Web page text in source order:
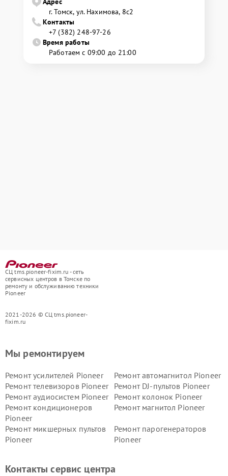
г. Томск, ул. Нахимова, 8с2
Контакты
+7 (382) 248-97-26
Время работы
Работаем с 09:00 до 21:00
СЦ tms.pioneer-fixim.ru - сеть
сервисных центров в Томске по
ремонту и обслуживанию техники
Pioneer
2021-2026 © СЦ tms.pioneer-
fixim.ru
Мы ремонтируем
Ремонт усилителей Pioneer
Ремонт автомагнитол Pioneer
Ремонт телевизоров Pioneer
Ремонт DJ-пультов Pioneer
Ремонт аудиосистем Pioneer
Ремонт колонок Pioneer
Ремонт кондиционеров
Pioneer
Ремонт магнитол Pioneer
Ремонт микшерных пультов
Pioneer
Ремонт парогенераторов
Pioneer
Контакты сервис центра